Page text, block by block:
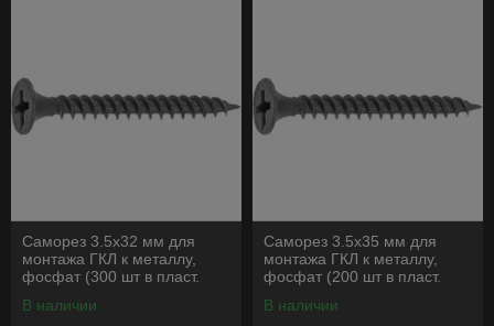
Саморез 3.5х32 мм для
монтажа ГКЛ к металлу,
фосфат (300 шт в пласт.
В наличии
Саморез 3.5х35 мм для
монтажа ГКЛ к металлу,
фосфат (200 шт в пласт.
В наличии